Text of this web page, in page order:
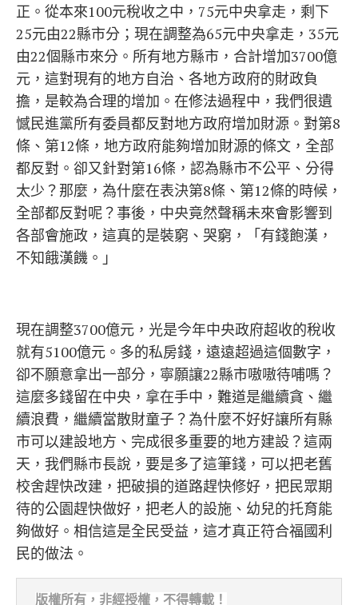
正。從本來100元稅收之中，75元中央拿走，剩下
25元由22縣市分；現在調整為65元中央拿走，35元
由22個縣市來分。所有地方縣市，合計增加3700億
元，這對現有的地方自治、各地方政府的財政負
擔，是較為合理的增加。在修法過程中，我們很遺
憾民進黨所有委員都反對地方政府增加財源。對第8
條、第12條，地方政府能夠增加財源的條文，全部
都反對。卻又針對第16條，認為縣市不公平、分得
太少？那麼，為什麼在表決第8條、第12條的時候，
全部都反對呢？事後，中央竟然聲稱未來會影響到
各部會施政，這真的是裝窮、哭窮，「有錢飽漢，
不知餓漢饑。」
現在調整3700億元，光是今年中央政府超收的稅收
就有5100億元。多的私房錢，遠遠超過這個數字，
卻不願意拿出一部分，寧願讓22縣市嗷嗷待哺嗎？
這麼多錢留在中央，拿在手中，難道是繼續貪、繼
續浪費，繼續當散財童子？為什麼不好好讓所有縣
市可以建設地方、完成很多重要的地方建設？這兩
天，我們縣市長說，要是多了這筆錢，可以把老舊
校舍趕快改建，把破損的道路趕快修好，把民眾期
待的公園趕快做好，把老人的設施、幼兒的托育能
夠做好。相信這是全民受益，這才真正符合福國利
民的做法。
版權所有，非經授權，不得轉載！